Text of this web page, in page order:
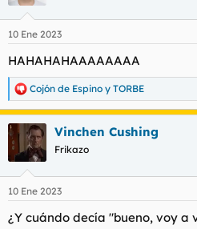
e
:
10 Ene 2023
HAHAHAHAAAAAAAA
R
e
c
c
i
e
Cojón de Espino y TORBE
Vinchen Cushing
Frikazo
10 Ene 2023
¿Y cuándo decía "bueno, voy a